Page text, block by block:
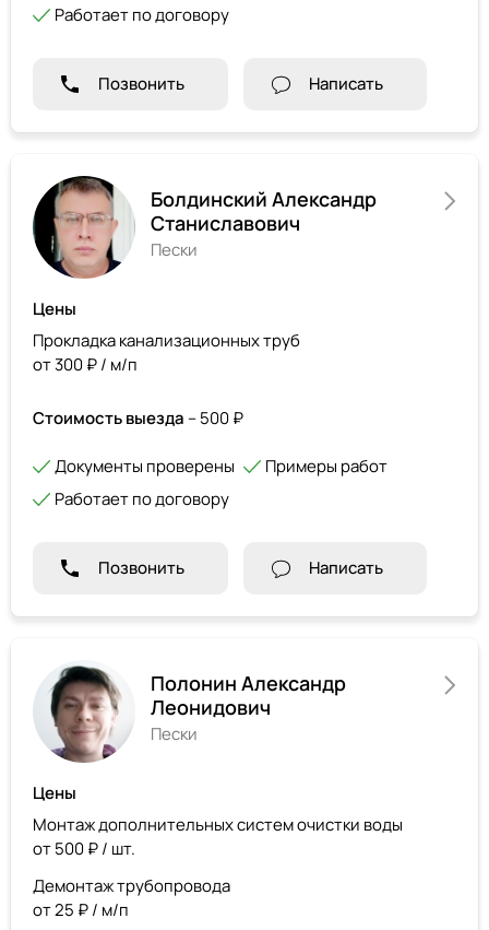
Работает по договору
Позвонить Написать
Болдинский Александр
Станиславович
Пески
Цены
Прокладка канализационных труб
от 300 ₽ / м/п
Стоимость выезда – 500 ₽
Документы проверены
Примеры работ
Работает по договору
Позвонить Написать
Полонин Александр
Леонидович
Пески
Цены
Монтаж дополнительных систем очистки воды
от 500 ₽ / шт.
Демонтаж трубопровода
от 25 ₽ / м/п